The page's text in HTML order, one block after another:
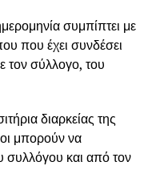
συμπίπτει με
που έχει συνδέσει
τον σύλλογο, του
διαρκείας της
μπορούν να
συλλόγου και από τον